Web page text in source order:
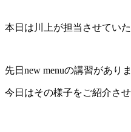
本日は川上が担当させてい
先日new menuの講習があり
今日はその様子をご紹介さ